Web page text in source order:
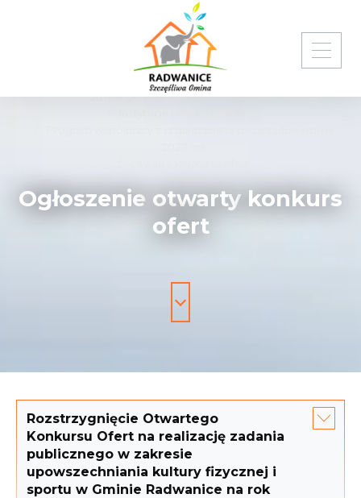
Strona główna
Gmina Radwanice
Ogłoszenie otwarty konkurs
ofert
Rozstrzygnięcie Otwartego
Konkursu Ofert na realizację zadania
publicznego w zakresie
upowszechniania kultury fizycznej i
sportu w Gminie Radwanice na rok